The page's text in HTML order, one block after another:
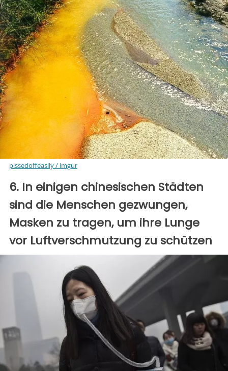
pissedoffeasily / imgur
6. In einigen chinesischen Städten
sind die Menschen gezwungen,
Masken zu tragen, um ihre Lunge
vor Luftverschmutzung zu schützen